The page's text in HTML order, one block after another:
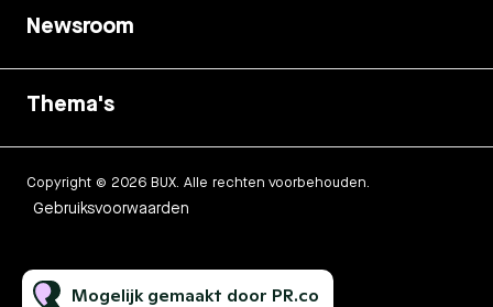
Newsroom
Thema's
Copyright © 2026 BUX. Alle rechten voorbehouden.
Gebruiksvoorwaarden
Mogelijk gemaakt door PR.co